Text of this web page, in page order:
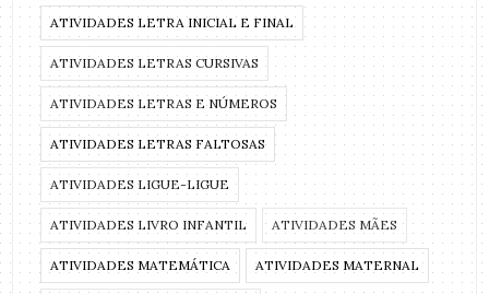
ATIVIDADES LETRA INICIAL E FINAL
ATIVIDADES LETRAS CURSIVAS
ATIVIDADES LETRAS E NÚMEROS
ATIVIDADES LETRAS FALTOSAS
ATIVIDADES LIGUE-LIGUE
ATIVIDADES LIVRO INFANTIL ATIVIDADES MÃES
ATIVIDADES MATEMÁTICA ATIVIDADES MATERNAL